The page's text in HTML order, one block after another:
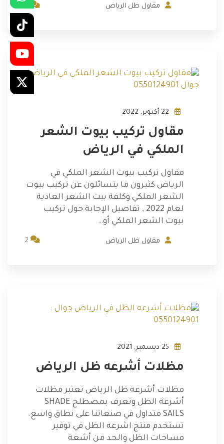
مقاول ظل الرياض
مقاول تركيب بيوت الشعر
الملكي في الرياض
مقاول تركيب بيوت الشعر الملكي في
الرياض كثيرون ما يتسائلون عن تركيب بيوت
الشعر الملكي وكلفة بيت الشعر العادية
لعام 2022 , تفاصيل الإجابة حول تركيب
بيوت الشعر الملكي أو…
مقاول ظل الرياض
مظلات أشرعه ظل الرياض
مظلات أشرعه ظل الرياض تعتبر مظلات
أشرعة الظل وتعرف بمصطلح SHADE
SAILS متداول في صنعاتنا على نطاق واسع.
تستخدم منتج اشرعه الظل في توفير
مساحات الظل والحد من أشعة